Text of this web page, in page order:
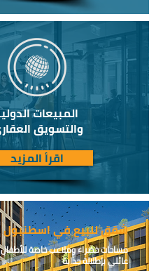
والتسويق
اقرأ المزيد
شقق للبيع في اسطنبول
مساحات خضراء وملاعب خاصة
عائلي بإطلالة جذابة